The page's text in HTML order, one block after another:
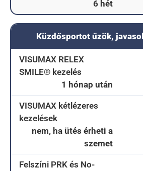
6 hét
Küzdősportot űzök,
VISUMAX RELEX
SMILE® kezelés
1 hónap után
VISUMAX kétlézeres
kezelések
nem, ha ütés érheti a
szemet
Felszíni PRK és No-